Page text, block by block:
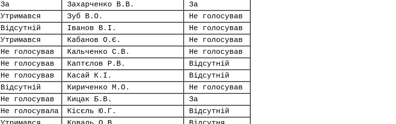
За Захарченко В.В.
За
Утримався Зуб В.О.
Не голосував
Відсутній Іванов В.І.
Не голосував
Утримався Кабанов О.Є.
Не голосував
Не голосував Кальченко С.В.
Не голосував
Не голосував Каптєлов Р.В.
Відсутній
Не голосував Касай К.І.
Відсутній
Відсутній Кириченко М.О.
Не голосував
Не голосував Кицак Б.В.
За
Не голосувала Кісєль Ю.Г.
Відсутній